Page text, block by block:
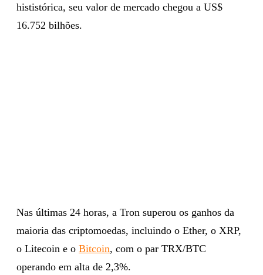
hististórica, seu valor de mercado chegou a US$
16.752 bilhões.
Nas últimas 24 horas, a Tron superou os ganhos da
maioria das criptomoedas, incluindo o Ether, o XRP,
o Litecoin e o Bitcoin, com o par TRX/BTC
operando em alta de 2,3%.